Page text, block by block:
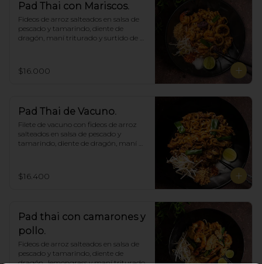
Pad Thai con Mariscos.
Fideos de arroz salteados en salsa de
pescado y tamarindo, diente de
dragón, maní triturado y surtido de
$16.000
Pad Thai de Vacuno.
Filete de vacuno con fideos de arroz
salteados en salsa de pescado y
tamarindo, diente de dragón, maní
$16.400
Pad thai con camarones y
pollo.
Fideos de arroz salteados en salsa de
pescado y tamarindo, diente de